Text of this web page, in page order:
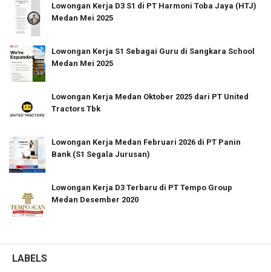
Lowongan Kerja D3 S1 di PT Harmoni Toba Jaya (HTJ)
Medan Mei 2025
Lowongan Kerja S1 Sebagai Guru di Sangkara School
Medan Mei 2025
Lowongan Kerja Medan Oktober 2025 dari PT United
Tractors Tbk
Lowongan Kerja Medan Februari 2026 di PT Panin
Bank (S1 Segala Jurusan)
Lowongan Kerja D3 Terbaru di PT Tempo Group
Medan Desember 2020
LABELS